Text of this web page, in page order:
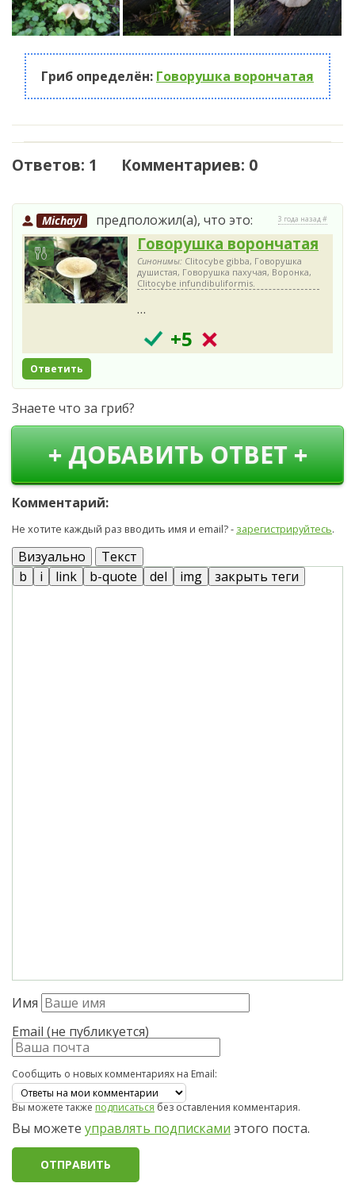
Гриб определён: Говорушка ворончатая
Ответов: 1 Комментариев: 0
Michayl предположил(а), что это: 3 года назад #
Говорушка ворончатая
Синонимы: Clitocybe gibba, Говорушка
душистая, Говорушка пахучая, Воронка,
Clitocybe infundibuliformis.
…
+5
Ответить
Знаете что за гриб?
+ ДОБАВИТЬ ОТВЕТ +
Комментарий:
Не хотите каждый раз вводить имя и email? - зарегистрируйтесь.
Визуально Текст
Имя
Email (не публикуется)
Сообщить о новых комментариях на Email:
Вы можете такжеподписатьсябез оставления комментария.
Вы можете управлять подписками этого поста.